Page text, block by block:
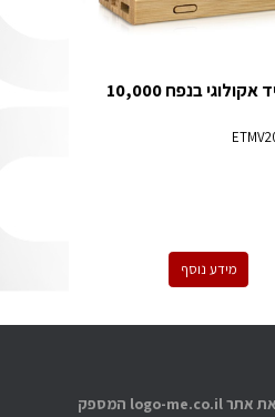
מטען נייד אקולוגי בנפח 10,000
מידע נוסף
אתוס עסקים מפעילה את אתר logo-me.co.il המספק